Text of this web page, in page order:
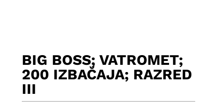
BIG BOSS; VATROMET;
200 IZBAČAJA; RAZRED
III